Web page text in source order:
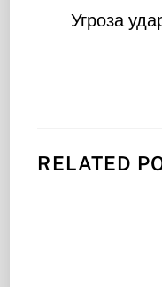
Угроза
RELATED